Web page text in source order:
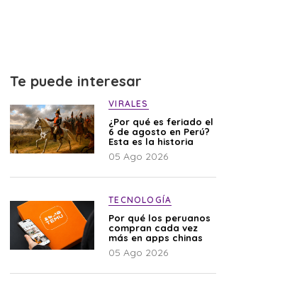
Te puede interesar
VIRALES
¿Por qué es feriado el
6 de agosto en Perú?
Esta es la historia
05 Ago 2026
TECNOLOGÍA
Por qué los peruanos
compran cada vez
más en apps chinas
05 Ago 2026